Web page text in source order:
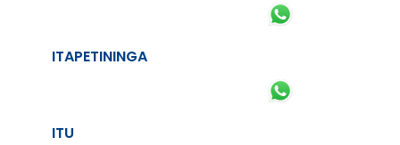
ITAPETININGA
ITU